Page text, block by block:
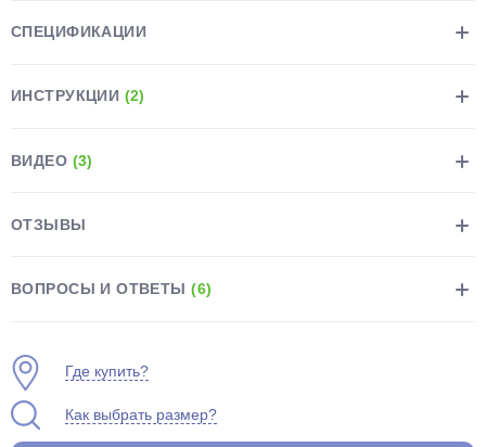
СПЕЦИФИКАЦИИ
ИНСТРУКЦИИ (2)
ВИДЕО (3)
ОТЗЫВЫ
ВОПРОСЫ И ОТВЕТЫ(6)
Где купить?
Как выбрать размер?